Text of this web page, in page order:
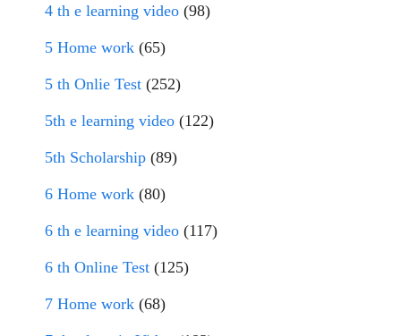
4 th e learning video (98)
5 Home work (65)
5 th Onlie Test (252)
5th e learning video (122)
5th Scholarship (89)
6 Home work (80)
6 th e learning video (117)
6 th Online Test (125)
7 Home work (68)